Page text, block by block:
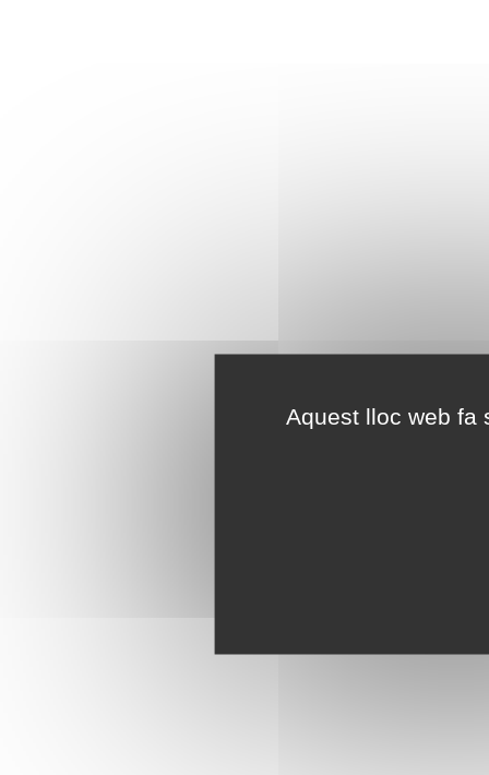
Aquest lloc web fa